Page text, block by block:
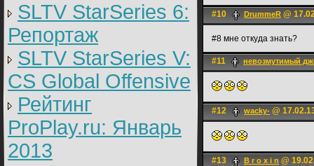
SLTV StarSeries 6:
Репортаж
SLTV StarSeries V:
CS Global Offensive
Рейтинг
ProPlay.ru: Январь
2013
#10 DrummeR @
#8 мне откуда знать?
#11 невозмутимый
#12 wacky- @
#13 B r o x i n @